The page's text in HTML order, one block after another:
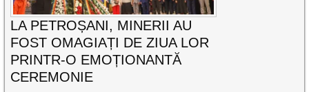
LA PETROȘANI, MINERII AU
FOST OMAGIAȚI DE ZIUA LOR
PRINTR-O EMOȚIONANTĂ
CEREMONIE